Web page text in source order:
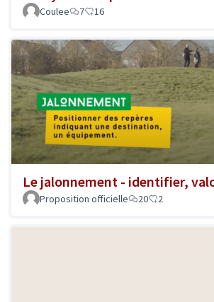
Coulee 7 16
Le jalonnement - identifier,
Proposition officielle 20 2